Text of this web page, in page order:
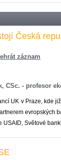
Česká
záznam
CSc. - profesor
UK v Praze, kde
evropských
Světové